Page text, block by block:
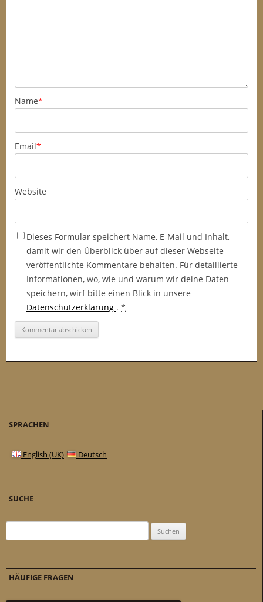
Name*
Email*
Website
Dieses Formular speichert Name, E-Mail und Inhalt,
damit wir den Überblick über auf dieser Webseite
veröffentlichte Kommentare behalten. Für detaillierte
Informationen, wo, wie und warum wir deine Daten
speichern, wirf bitte einen Blick in unsere
Datenschutzerklärung . *
SPRACHEN
English (UK) Deutsch
SUCHE
HÄUFIGE FRAGEN